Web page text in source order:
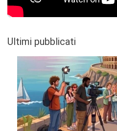
Ultimi pubblicati